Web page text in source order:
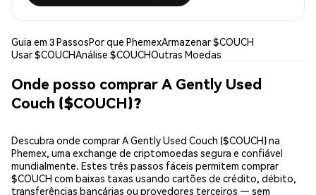
Guia em 3 PassosPor que PhemexArmazenar $COUCH
Usar $COUCHAnálise $COUCHOutras Moedas
Onde posso comprar A Gently Used
Couch ($COUCH)?
Descubra onde comprar A Gently Used Couch ($COUCH) na
Phemex, uma exchange de criptomoedas segura e confiável
mundialmente. Estes três passos fáceis permitem comprar
$COUCH com baixas taxas usando cartões de crédito, débito,
transferências bancárias ou provedores terceiros — sem